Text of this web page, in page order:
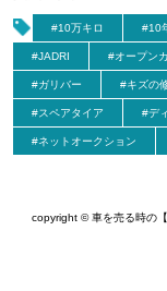
#10万キロ #10
#JADRI #オープン
#ガリバー #キズの
#スペアタイア #デ
#ネットオークション
copyright © 車を売る時の